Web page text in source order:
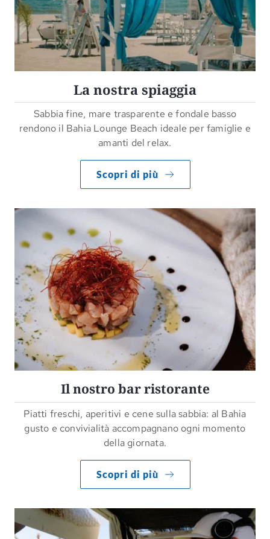
La nostra spiaggia
Sabbia fine, mare trasparente e fondale basso
rendono il Bahia Lounge Beach ideale per famiglie e
amanti del relax.
Scopri di più
Il nostro bar ristorante
Piatti freschi, aperitivi e cene sulla sabbia: al Bahia
gusto e convivialità accompagnano ogni momento
della giornata.
Scopri di più